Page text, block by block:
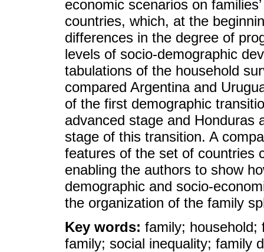
economic scenarios on
countries, which, at the
differences in the degree of
levels of socio-demographic
tabulations of the household
compared Argentina and
of the first demographic
advanced stage and Honduras
stage of this transition. A
features of the set of countries
enabling the authors to show
demographic and socio-
the organization of the family
Key words: family; household;
family; social inequality; family